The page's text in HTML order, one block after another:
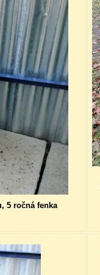
5 ročná fenka